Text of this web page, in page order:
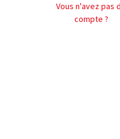
Vous n'avez pas
compte ?